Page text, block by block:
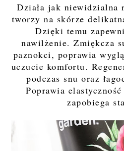
Działa jak niewidzialna
tworzy na skórze
Dzięki temu
nawilżenie. Zmiękcza
paznokci, poprawia
uczucie komfortu.
podczas snu oraz
Poprawia
zapobiega